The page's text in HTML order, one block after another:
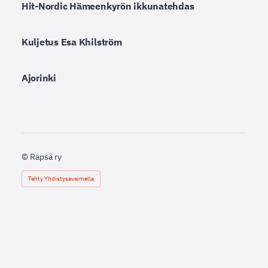
Hit-Nordic Hämeenkyrön ikkunatehdas
Kuljetus Esa Khilström
Ajorinki
© Räpsä ry
Tehty Yhdistysavaimella